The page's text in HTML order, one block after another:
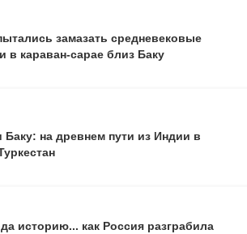
замазать средневековые
в караван-сарае близ Баку
Баку: на древнем пути из Индии в
историю... как Россия разграбила